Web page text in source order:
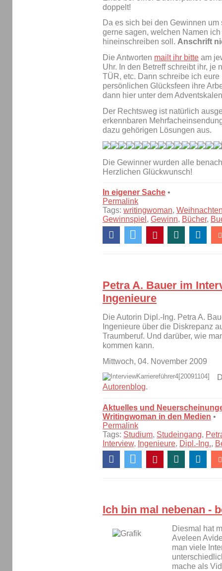
doppelt!
Da es sich bei den Gewinnen
gerne sagen, welchen Namen
hineinschreiben soll. Anschrift
Die Antworten mailt ihr bitte am
Uhr. In den Betreff schreibt ihr,
TÜR, etc. Dann schreibe ich
persönlichen Glücksfeen ihre
dann hier unter dem
Der Rechtsweg ist natürlich
erkennbaren
dazu gehörigen Lösungen aus.
Die Gewinner wurden alle
Herzlichen Glückwunsch!
In eigener Sache •
Permalink
Tags: writingwoman,
Gewinnspiel , Gewinn, Bücher,
Petra A. Bauer im
Ingenieure
Die Autorin Dipl.-Ing. Petra A.
Ingenieure über die Diskrepanz
Traumberuf. Und darüber, wie
kommen kann.
Mittwoch, 04. November 2009
Autorenblog.
Aktuelles und
Writingwoman in den Medien •
Permalink
Tags: Studium, Studeingang,
Interview, Ingenieure, Dipl.-Ing.,
Ich bin mal nebenan -
Diesmal hat
Aveleen
man viele
mache als